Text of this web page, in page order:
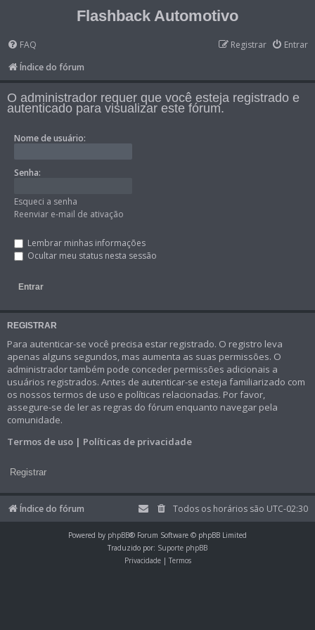
Flashback Automotivo
FAQ Entrar
Registrar
Índice do fórum
O administrador requer que você esteja registrado e
autenticado para visualizar este fórum.
Nome de usuário:
Senha:
Esqueci a senha
Reenviar e-mail de ativação
Lembrar minhas informações
Ocultar meu status nesta sessão
REGISTRAR
Para autenticar-se você precisa estar registrado. O registro leva
apenas alguns segundos, mas aumenta as suas permissões. O
administrador também pode conceder permissões adicionais a
usuários registrados. Antes de autenticar-se esteja familiarizado com
os nossos termos de uso e políticas relacionadas. Por favor,
assegure-se de ler as regras do fórum enquanto navegar pela
comunidade.
Termos de uso | Políticas de privacidade
Registrar
Índice do fórum Todos os horários são UTC-02:30
Powered by phpBB® Forum Software © phpBB Limited
Traduzido por: Suporte phpBB
Privacidade| Termos